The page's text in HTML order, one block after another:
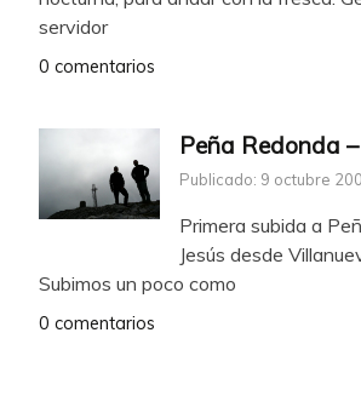
servidor
0 comentarios
Peña Redonda
Publicado: 9 octubre
Primera subida a
Jesús desde
Subimos un poco como
0 comentarios